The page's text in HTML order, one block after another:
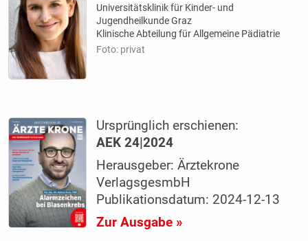
Universitätsklinik für Kinder- und
Jugendheilkunde Graz
Klinische Abteilung für Allgemeine Pädiatrie
Foto: privat
Ursprünglich erschienen:
AEK 24|2024
Herausgeber: Ärztekrone
VerlagsgesmbH
Publikationsdatum: 2024-12-13
Zur Ausgabe »